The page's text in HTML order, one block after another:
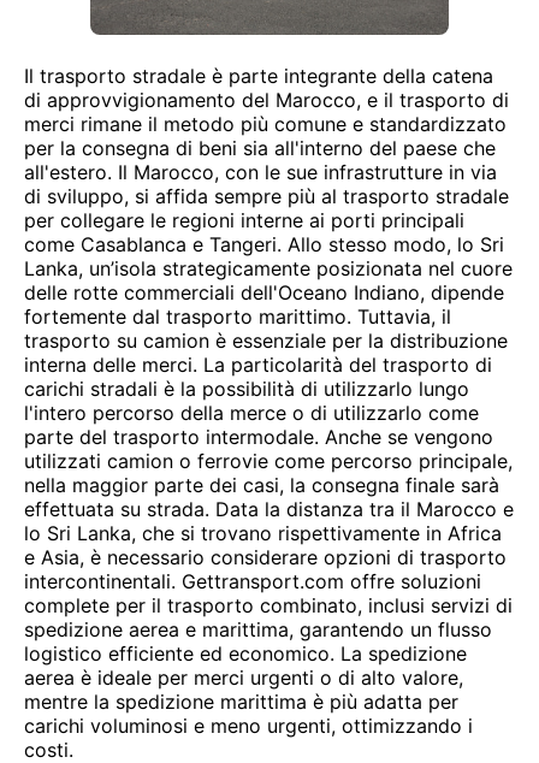
Il trasporto stradale è parte integrante della catena
di approvvigionamento del Marocco, e il trasporto di
merci rimane il metodo più comune e standardizzato
per la consegna di beni sia all'interno del paese che
all'estero. Il Marocco, con le sue infrastrutture in via
di sviluppo, si affida sempre più al trasporto stradale
per collegare le regioni interne ai porti principali
come Casablanca e Tangeri. Allo stesso modo, lo Sri
Lanka, un’isola strategicamente posizionata nel cuore
delle rotte commerciali dell'Oceano Indiano, dipende
fortemente dal trasporto marittimo. Tuttavia, il
trasporto su camion è essenziale per la distribuzione
interna delle merci. La particolarità del trasporto di
carichi stradali è la possibilità di utilizzarlo lungo
l'intero percorso della merce o di utilizzarlo come
parte del trasporto intermodale. Anche se vengono
utilizzati camion o ferrovie come percorso principale,
nella maggior parte dei casi, la consegna finale sarà
effettuata su strada. Data la distanza tra il Marocco e
lo Sri Lanka, che si trovano rispettivamente in Africa
e Asia, è necessario considerare opzioni di trasporto
intercontinentali. Gettransport.com offre soluzioni
complete per il trasporto combinato, inclusi servizi di
spedizione aerea e marittima, garantendo un flusso
logistico efficiente ed economico. La spedizione
aerea è ideale per merci urgenti o di alto valore,
mentre la spedizione marittima è più adatta per
carichi voluminosi e meno urgenti, ottimizzando i
costi.